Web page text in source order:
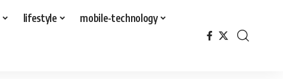
lifestyle mobile-technology